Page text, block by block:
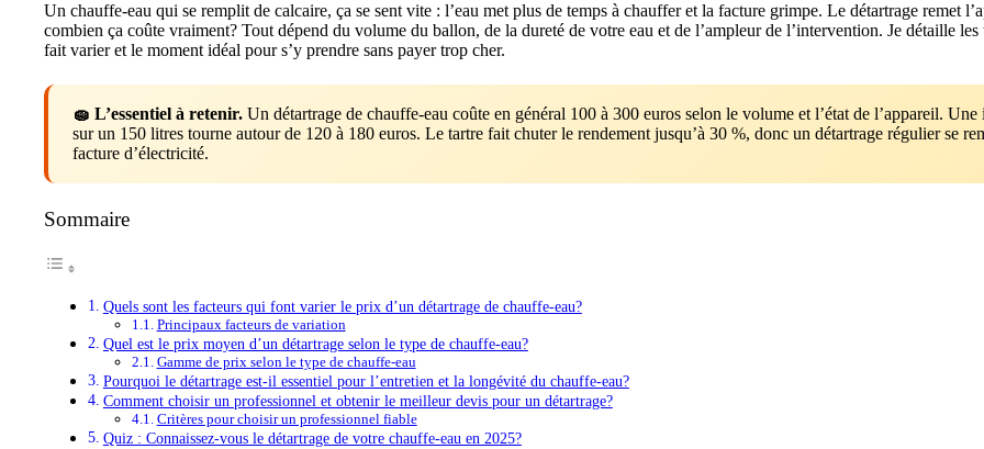
Un chauffe-eau qui se remplit de calcaire, ça se sent vite : l’eau met plus de temps à chauffer et la facture grimpe. Le détartrage remet
combien ça coûte vraiment? Tout dépend du volume du ballon, de la dureté de votre eau et de l’ampleur de l’intervention. Je détaille
fait varier et le moment idéal pour s’y prendre sans payer trop cher.
🧽 L’essentiel à retenir. Un détartrage de chauffe-eau coûte en général 100 à 300 euros selon le volume et l’état de l’appareil.
sur un 150 litres tourne autour de 120 à 180 euros. Le tartre fait chuter le rendement jusqu’à 30 %, donc un détartrage régulier se
facture d’électricité.
Sommaire
Quels sont les facteurs qui font varier le prix d’un détartrage de chauffe-eau?
Principaux facteurs de variation
Quel est le prix moyen d’un détartrage selon le type de chauffe-eau?
Gamme de prix selon le type de chauffe-eau
Pourquoi le détartrage est-il essentiel pour l’entretien et la longévité du chauffe-eau?
Comment choisir un professionnel et obtenir le meilleur devis pour un détartrage?
Critères pour choisir un professionnel fiable
Quiz : Connaissez-vous le détartrage de votre chauffe-eau en 2025?